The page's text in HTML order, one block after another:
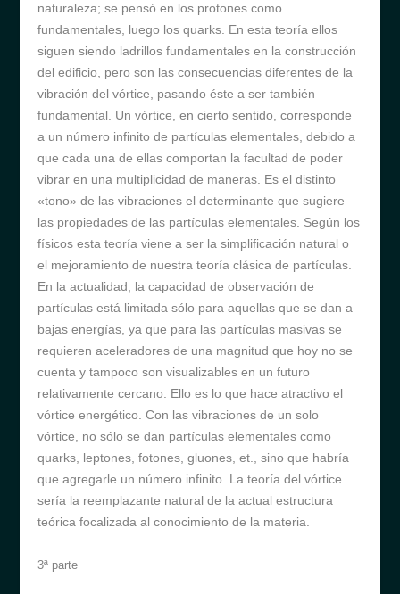
naturaleza; se pensó en los protones como
fundamentales, luego los quarks. En esta teoría ellos
siguen siendo ladrillos fundamentales en la construcción
del edificio, pero son las consecuencias diferentes de la
vibración del vórtice, pasando éste a ser también
fundamental. Un vórtice, en cierto sentido, corresponde
a un número infinito de partículas elementales, debido a
que cada una de ellas comportan la facultad de poder
vibrar en una multiplicidad de maneras. Es el distinto
«tono» de las vibraciones el determinante que sugiere
las propiedades de las partículas elementales. Según los
físicos esta teoría viene a ser la simplificación natural o
el mejoramiento de nuestra teoría clásica de partículas.
En la actualidad, la capacidad de observación de
partículas está limitada sólo para aquellas que se dan a
bajas energías, ya que para las partículas masivas se
requieren aceleradores de una magnitud que hoy no se
cuenta y tampoco son visualizables en un futuro
relativamente cercano. Ello es lo que hace atractivo el
vórtice energético. Con las vibraciones de un solo
vórtice, no sólo se dan partículas elementales como
quarks, leptones, fotones, gluones, et., sino que habría
que agregarle un número infinito. La teoría del vórtice
sería la reemplazante natural de la actual estructura
teórica focalizada al conocimiento de la materia.
3ª parte